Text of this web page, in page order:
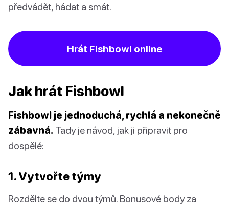
předvádět, hádat a smát.
Hrát Fishbowl online
Jak hrát Fishbowl
Fishbowl je jednoduchá, rychlá a nekonečně
zábavná. Tady je návod, jak ji připravit pro
dospělé:
1. Vytvořte týmy
Rozdělte se do dvou týmů. Bonusové body za